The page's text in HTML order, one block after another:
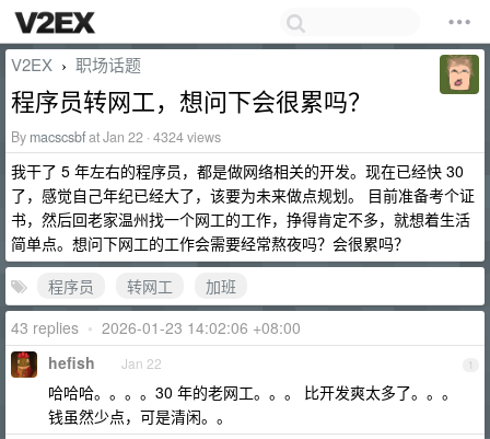
V2EX › 职场话题
程序员转网工，想问下会很累吗？
By macscsbfat Jan 22 · 4324 views
我干了 5 年左右的程序员，都是做网络相关的开发。现在已经快 30
了，感觉自己年纪已经大了，该要为未来做点规划。 目前准备考个证
书，然后回老家温州找一个网工的工作，挣得肯定不多，就想着生活
简单点。想问下网工的工作会需要经常熬夜吗？会很累吗？
程序员
转网工
加班
43 replies • 2026-01-23 14:02:06 +08:00
1
hefish Jan 22
哈哈哈。。。。30 年的老网工。。。 比开发爽太多了。。。
钱虽然少点，可是清闲。。